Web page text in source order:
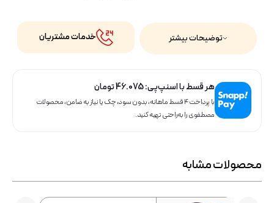
خدمات مشتریان توضیحات بیشتر
هر قسط با اسنپ‌پی:46.075تومان
با پرداخت ۴ قسط ماهانه، بدون سود، چک یا نیاز به ضامن، محصولات
مصطفوی را به‌راحتی تهیه کنید.
محصولات مشابه